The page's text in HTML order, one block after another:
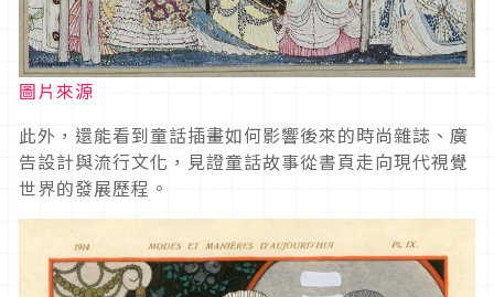
圖片來源
此外，還能看到童話插畫如何影響後來的時尚雜誌、廣
告設計與流行文化，見證童話故事從書頁走向現代視覺
世界的發展歷程。